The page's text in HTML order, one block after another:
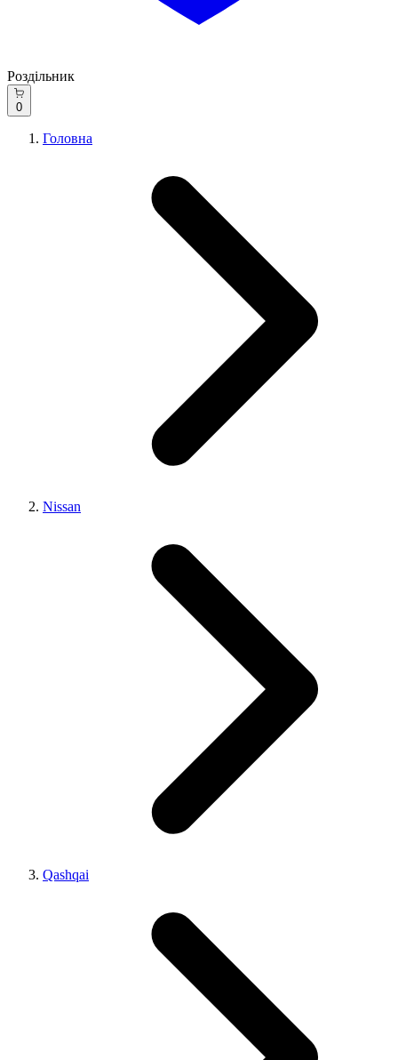
Роздільник
0
Головна
Nissan
Qashqai